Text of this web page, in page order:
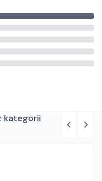
kategorii